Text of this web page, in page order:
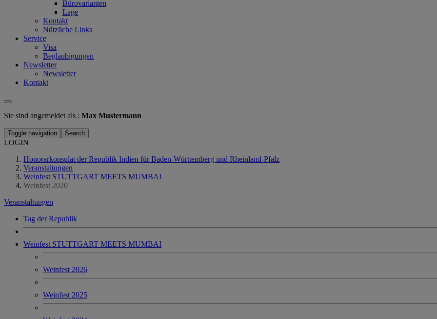
Bürovarianten
Lage
Kontakt
Nützliche Links
Service
Visa
Beglaubigungen
Newsletter
Newsletter
Kontakt
Sie sind angemeldet als : Max Mustermann
Toggle navigation Search
LOGIN
Honorarkonsulat der Republik Indien für Baden-Württemberg und Rheinland-Pfalz
Veranstaltungen
Weinfest STUTTGART MEETS MUMBAI
Weinfest 2020
Veranstaltungen
Tag der Republik
Weinfest STUTTGART MEETS MUMBAI
Weinfest 2026
Weinfest 2025